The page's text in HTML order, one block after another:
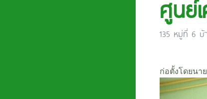
ศูนย์
135 หมู่ที่ 6 บ้
ก่อตั้งโดยนา